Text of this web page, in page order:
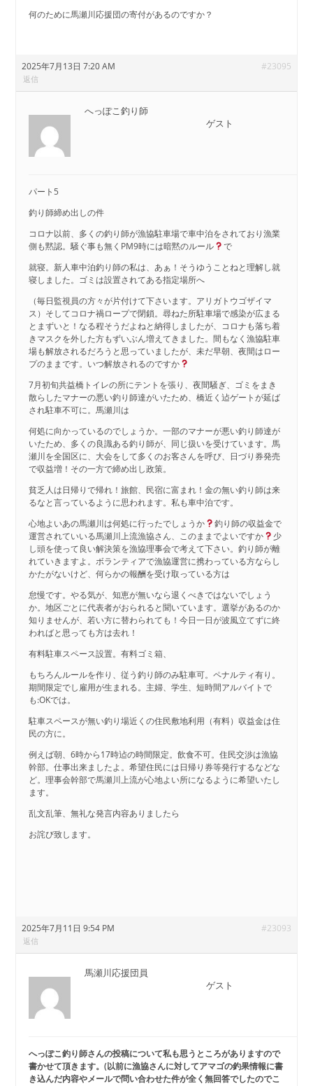
何のために馬瀬川応援団の寄付があるのですか？
2025年7月13日 7:20 AM #23095
返信
へっぽこ釣り師
ゲスト
パート5
釣り師締め出しの件
コロナ以前、多くの釣り師が漁協駐車場で車中泊をされており漁業
側も黙認。騒ぐ事も無くPM9時には暗黙のルール
で
就寝。新人車中泊釣り師の私は、あぁ！そうゆうことねと理解し就
寝しました。ゴミは設置されてある指定場所へ
（毎日監視員の方々が片付けて下さいます。アリガトウゴザイマ
ス）そしてコロナ禍ロープで閉鎖。尋ねた所駐車場で感染が広まる
とまずいと！なる程そうだよねと納得しましたが、コロナも落ち着
きマスクを外した方もずいぶん増えてきました。間もなく漁協駐車
場も解放されるだろうと思っていましたが、未だ早朝、夜間はロー
プのままです。いつ解放されるのですか
7月初旬共益橋トイレの所にテントを張り、夜間騒ぎ、ゴミをまき
散らしたマナーの悪い釣り師達がいたため、橋近く迠ゲートが延ば
され駐車不可に。馬瀬川は
何処に向かっているのでしょうか。一部のマナーが悪い釣り師達が
いたため、多くの良識ある釣り師が、同じ扱いを受けています。馬
瀬川を全国区に、大会をして多くのお客さんを呼び、日づり券発売
で収益増！その一方で締め出し政策。
貧乏人は日帰りで帰れ！旅館、民宿に富まれ！金の無い釣り師は来
るなと言っているように思われます。私も車中泊です。
心地よいあの馬瀬川は何処に行ったでしょうか
釣り師の収益金で
運営されていいる馬瀬川上流漁協さん、このままでよいですか
少
し頭を使って良い解決策を漁協理事会で考えて下さい。釣り師が離
れていきますよ。ボランティアで漁協運営に携わっている方ならし
かたがないけど、何らかの報酬を受け取っている方は
怠慢です。やる気が、知恵が無いなら退くべきではないでしょう
か。地区ごとに代表者がおられると聞いています。選挙があるのか
知りませんが、若い方に替わられても！今日一日が波風立てずに終
わればと思っても方は去れ！
有料駐車スペース設置。有料ゴミ箱、
もちろんルールを作り、従う釣り師のみ駐車可。ペナルティ有り。
期間限定でし雇用が生まれる。主婦、学生、短時間アルバイトで
も:OKでは。
駐車スペースが無い釣り場近くの住民敷地利用（有料）収益金は住
民の方に。
例えば朝、6時から17時迠の時間限定。飲食不可。住民交渉は漁協
幹部。仕事出来ましたよ。希望住民には日帰り券等発行するなどな
ど。理事会幹部で馬瀬川上流が心地よい所になるように希望いたし
ます。
乱文乱筆、無礼な発言内容ありましたら
お詫び致します。
2025年7月11日 9:54 PM #23093
返信
馬瀬川応援団員
ゲスト
へっぽこ釣り師さんの投稿について私も思うところがありますので
書かせて頂きます。(以前に漁協さんに対してアマゴの釣果情報に書
き込んだ内容やメールで問い合わせた件が全く無回答でしたのでこ